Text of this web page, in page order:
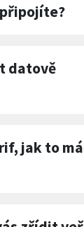
datově
jak to